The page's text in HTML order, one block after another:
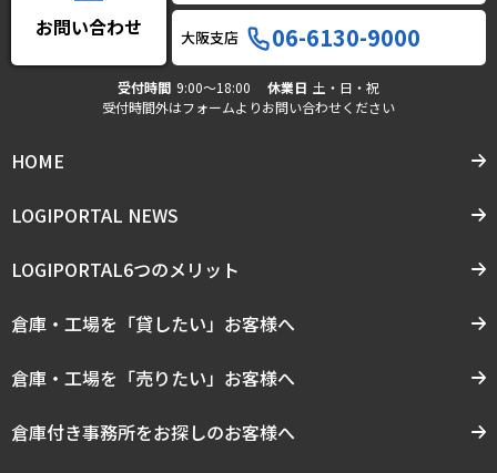
お問い合わせ 大阪支店 06-6130-9000
受付時間 9:00〜18:00 休業日 土・日・祝
受付時間外はフォームよりお問い合わせください
HOME
LOGIPORTAL NEWS
LOGIPORTAL6つのメリット
倉庫・工場を「貸したい」お客様へ
倉庫・工場を「売りたい」お客様へ
倉庫付き事務所をお探しのお客様へ